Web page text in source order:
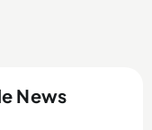
News